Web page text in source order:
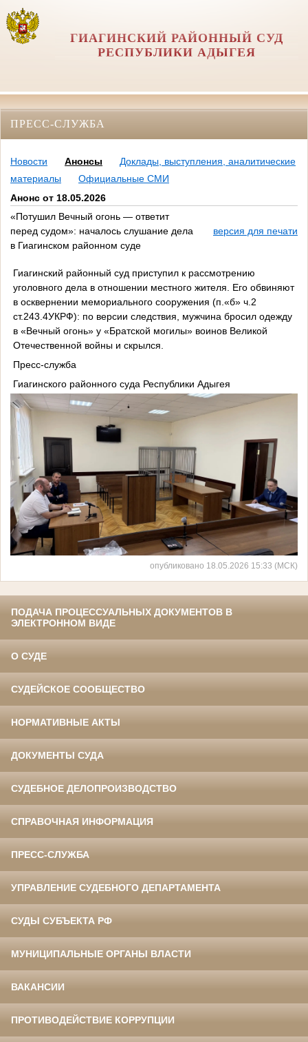
ГИАГИНСКИЙ РАЙОННЫЙ СУД
РЕСПУБЛИКИ АДЫГЕЯ
ПРЕСС-СЛУЖБА
Новости Анонсы
Доклады, выступления, аналитические
материалы
Официальные СМИ
Анонс от 18.05.2026
«Потушил Вечный огонь — ответит
перед судом»: началось слушание дела
в Гиагинском районном суде
версия для печати
Гиагинский районный суд приступил к рассмотрению
уголовного дела в отношении местного жителя. Его обвиняют
в осквернении мемориального сооружения (п.«б» ч.2
ст.243.4УКРФ): по версии следствия, мужчина бросил одежду
в «Вечный огонь» у «Братской могилы» воинов Великой
Отечественной войны и скрылся.
Пресс‑служба
Гиагинского районного суда Республики Адыгея
опубликовано 18.05.2026 15:33 (МСК)
ПОДАЧА ПРОЦЕССУАЛЬНЫХ ДОКУМЕНТОВ В
ЭЛЕКТРОННОМ ВИДЕ
О СУДЕ
СУДЕЙСКОЕ СООБЩЕСТВО
НОРМАТИВНЫЕ АКТЫ
ДОКУМЕНТЫ СУДА
СУДЕБНОЕ ДЕЛОПРОИЗВОДСТВО
СПРАВОЧНАЯ ИНФОРМАЦИЯ
ПРЕСС-СЛУЖБА
УПРАВЛЕНИЕ СУДЕБНОГО ДЕПАРТАМЕНТА
СУДЫ СУБЪЕКТА РФ
МУНИЦИПАЛЬНЫЕ ОРГАНЫ ВЛАСТИ
ВАКАНСИИ
ПРОТИВОДЕЙСТВИЕ КОРРУПЦИИ